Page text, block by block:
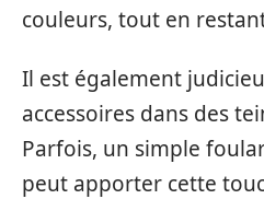
couleurs, tout en
Il est également
accessoires dans des
Parfois, un simple
peut apporter cette